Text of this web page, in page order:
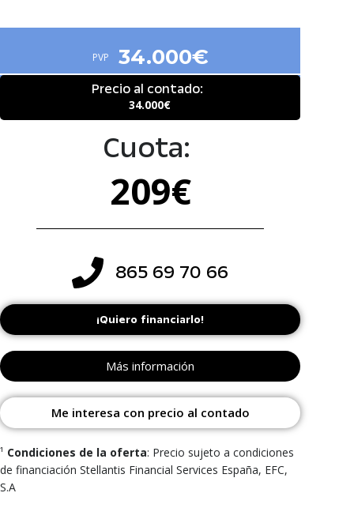
PVP 34.000€
Precio al contado:
34.000€
Cuota:
209€
865 69 70 66
¡Quiero financiarlo!
Más información
Me interesa con precio al contado
¹ Condiciones de la oferta: Precio sujeto a condiciones
de financiación Stellantis Financial Services España, EFC,
S.A